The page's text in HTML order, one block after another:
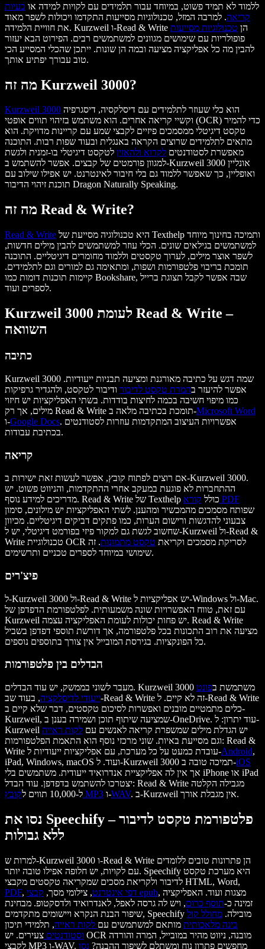
ללמוד לא תמיד פשוט, במיוחד עבור תלמידים עם לקויות למידה או בעיות
קריאה. למרבה המזל, טכנולוגיות מסייעות התקדמו ויכולות לשפר מאוד
את חוויית הלמידה. Kurzweil ו-Read & Write הן טכנולוגיות מסייעות
פופולריות עם שימושים מגוונים למשתמשים רבים. הפירוט הבא יעזור
להבין מה כל אפליקציה מציעה ובמה הן שונות. ייתכן שהכלי המסייע הכי
טוב עבורך יפתיע אותך.
מה זה Kurzweil 3000?
Kurzweil 3000
וקשיי קריאה אחרים. הוא משתמש בזיהוי תווים אופטי (OCR) כדי להמיר
טקסט דיגיטלי ממסמכים פיזיים לקבצי שמע עם קריינות מדויקת. הוא
מתאים לתלמידים שרוצים הקראה באנגלית ובעוד שפות רבות. התוכנה
מאפשרת לסטודנטים לקרוא ולהאזין לטקסט דיגיטלי בו-זמנית ולגשת
למגוון פורמטים של קבצים. אפשר להשתמש ב-Kurzweil 3000 אונליין
ואופליין, כך שאפשר ללמוד גם בלי חיבור לאינטרנט. יש אפילו שילוב עם
תוכנת זיהוי הדיבור Dragon Naturally Speaking.
מה זה Read & Write?
Read & Write
למשתמשים בגילאים שונים. הכלי עוזר למשתמשים להבין מילים חדשות,
לשפר אוצר מילים, לערוך טקסטים וללמוד מחומרים דיגיטליים. התוכנה
תומכת בריבוי פלטפורמות ושפות, ומתאימה גם למורים וגם לתלמידים.
קיימות תוכנות דומות כמו Bookshare, שבה אפשר לקבל תצוגת ברייל
לספרים ועוד.
Kurzweil 3000 לעומת Read & Write –
השוואה
כתיבה
Kurzweil 3000 שמה דגש על כתיבה מאורגנת ומציעה תבניות ייעודיות.
אפשר להיעזר בהמרת טקסט לדיבור ודיבור לטקסט, ולהגדיר גרפיקות
כמו מיפוי חשיבה בכמה לחיצות בודדות. בשתי האפליקציות יש חיזוי
מילים, אך רק Read & Write תומכת בכתיבה מלאה ב-Microsoft Word
ו-Google Docs. אפשרויות העיצוב המתקדמות עוזרות לסטודנטים
בכתיבת עבודות.
קריאה
אם רוצים לפתוח קובץ, אפשר לעשות זאת ישירות ב-Kurzweil 3000.
ההתחברות לא פוגעת במעקב אחרי ההתקדמות, והניווט פשוט. יש
מדריכים למידע נוסף. Read & Write של Texthelp כולל קורא PDF
שפותח מסמכים מהמכשיר ומהענן. לשתי האפליקציות יש מילונים, סימון
צבעוני להדגשות ורישום הערות, כמו פתקים דביקים דיגיטליים. מכיוון
שחשוב לגשת גם למקור פיזי בפורמט דיגיטלי, יש ל-Kurzweil ול-Read &
Write טכנולוגיית OCR לסריקת מסמכים וקריאת טקסט מתמונות. זה
שימושי במיוחד לספרים טכניים ותרשימים.
פיצ'רים
ל-Kurzweil 3000 ול-Read & Write יש אפליקציות ל-Windows ול-Mac.
עם זאת, טווח האפשרויות שונה משמעותית. לפלטפורמת הדפדפן של
Kurzweil יש פחות יכולות לעומת האפליקציה עצמה. Read & Write
מציעה את רוב התכונות בכל פלטפורמה, אך דורשת תוספי דפדפן בשביל
כל הפונקציות. בגירסת המובייל אין צורך בתוספים נוספים.
הבדלים בין פלטפורמות
מעבר לשוני בממשק, יש עוד הבדלים. Kurzweil 3000 משתמשת בפונט
ייעודי לדיסלקציה, בעוד שב-Read & Write זה לא קיים. ל-Read & Write
כלים מתמטיים מובנים ואפשרות לסיכום טקסטים, דבר שלא קיים ב-
Kurzweil, שמציעה שיתוף תוכן ושמירה בענן ב-OneDrive. עוד יתרון: ל-
Kurzweil יש הגדלת מילים שמשפרת קריאה לאנשים עם לקות ראייה
וגם מסייעת באיות. שוני מרכזי נוסף הוא התאמת הפלטפורמות: Read &
Write עובדת כמעט על כל מערכת, עם אפליקציות ייעודיות ל-Android,
iPad, Windows, macOS ועוד. ל-Kurzweil 3000 תמיכה טובה ב-iOS
אך אין לה אפליקציית אנדרואיד ייעודית. משתמשים בלי iPhone או iPad
יצטרכו להשתמש בדפדפן. עוד הבדל: Read & Write מגבילה הקלטה
ל-10,000 תווים ל קובץ MP3 ו-WAV . ב-Kurzweil אין מגבלת אורך.
נסו את Speechify – פלטפורמת טקסט לדיבור
ללא גבולות
למרות ש-Kurzweil 3000 ו-Read & Write הן פתרונות טובים ללומדים
עם לקויות, יש חלופה אפילו טובה יותר. Speechify היא מערכת טקסט
לדיבור ולקריאת מסכים שמקריאה טקסטים מקבצי HTML, Word,
PDF, דפי אינטרנט, צילומי מסך, קבצי epub, מצגות ועוד. האפליקציה
זמינה כ-תוסף כרום, ויש לה גרסה לאפל, לאנדרואיד ולדסקטופ. מבחינת
שיפור הבנת הנקרא ויישומים מתקדמים, Speechify מובילה. מחולל קול
בינה מלאכותית מותאם למשתמשים עם לקות ראייה, תלמידי תיכון
וסטודנטים צעירים. יש OCR מובנה, ניווט מהיר במובייל, המרה והורדה
לקבצי MP3 ו-WAV. מחפשים פתרון נוח ומשתלם לשיפור ההבנה? נסו